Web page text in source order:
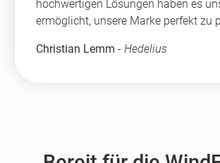
hochwertigen Lösungen haben es
ermöglicht, unsere Marke perfekt zu
Christian Lemm - Hedelius